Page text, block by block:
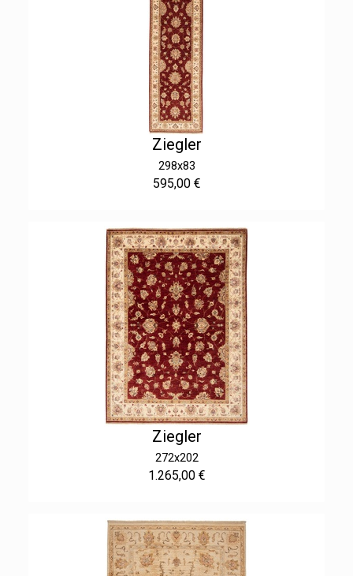
Ziegler
298x83
595,00 €
Ziegler
272x202
1.265,00 €